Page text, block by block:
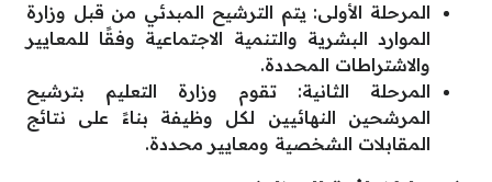
المرحلة الأولى: يتم الترشيح المبدئي من قبل وزارة
الموارد البشرية والتنمية الاجتماعية وفقًا للمعايير
والاشتراطات المحددة.
المرحلة الثانية: تقوم وزارة التعليم بترشيح
المرشحين النهائيين لكل وظيفة بناءً على نتائج
المقابلات الشخصية ومعايير محددة.